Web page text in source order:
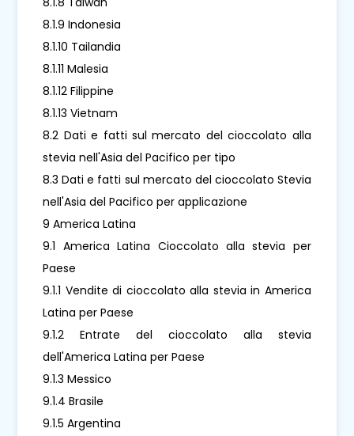
8.1.9 Indonesia
8.1.10 Tailandia
8.1.11 Malesia
8.1.12 Filippine
8.1.13 Vietnam
8.2 Dati e fatti sul mercato del cioccolato alla
stevia nell'Asia del Pacifico per tipo
8.3 Dati e fatti sul mercato del cioccolato Stevia
nell'Asia del Pacifico per applicazione
9 America Latina
9.1 America Latina Cioccolato alla stevia per
Paese
9.1.1 Vendite di cioccolato alla stevia in America
Latina per Paese
9.1.2 Entrate del cioccolato alla stevia
dell'America Latina per Paese
9.1.3 Messico
9.1.4 Brasile
9.1.5 Argentina